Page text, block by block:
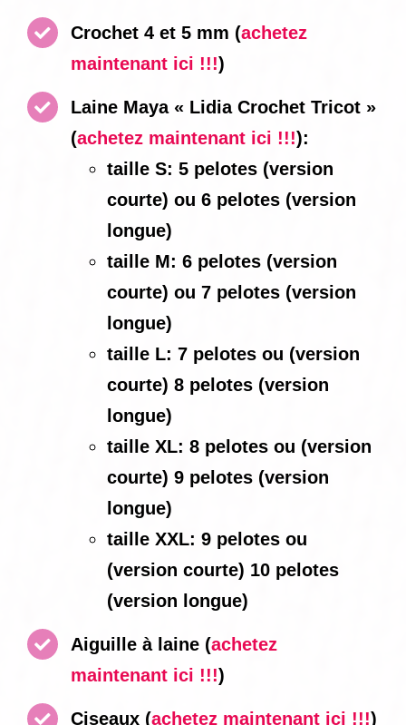
Crochet 4 et 5 mm (achetez
maintenant ici !!!)
Laine Maya « Lidia Crochet Tricot »
(achetez maintenant ici !!!):
taille S: 5 pelotes (version
courte) ou 6 pelotes (version
longue)
taille M: 6 pelotes (version
courte) ou 7 pelotes (version
longue)
taille L: 7 pelotes ou (version
courte) 8 pelotes (version
longue)
taille XL: 8 pelotes ou (version
courte) 9 pelotes (version
longue)
taille XXL: 9 pelotes ou
(version courte) 10 pelotes
(version longue)
Aiguille à laine (achetez
maintenant ici !!!)
Ciseaux (achetez maintenant ici !!!)